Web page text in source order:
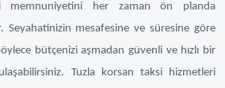
memnuniyetini her zaman ön planda
Seyahatinizin mesafesine ve süresine göre
bütçenizi aşmadan güvenli ve hızlı bir
Tuzla korsan taksi hizmetleri